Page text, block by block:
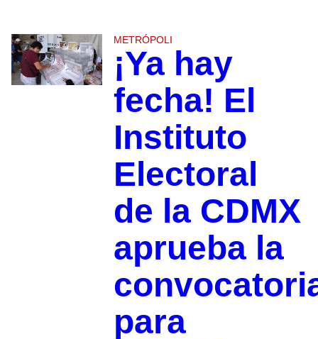
METRÓPOLI
¡Ya hay
fecha! El
Instituto
Electoral
de la CDMX
aprueba la
para